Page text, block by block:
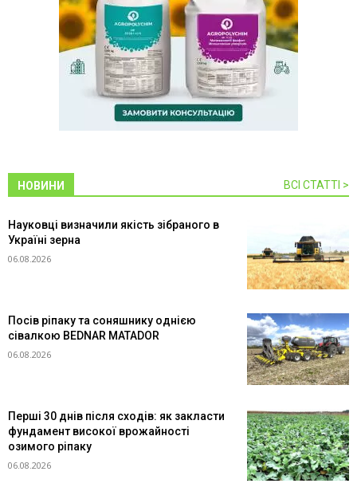
НОВИНИ ВСІ СТАТТІ >
Науковці визначили якість зібраного в
Україні зерна
06.08.2026
Посів ріпаку та соняшнику однією
сівалкою BEDNAR MATADOR
06.08.2026
Перші 30 днів після сходів: як закласти
фундамент високої врожайності
озимого ріпаку
06.08.2026